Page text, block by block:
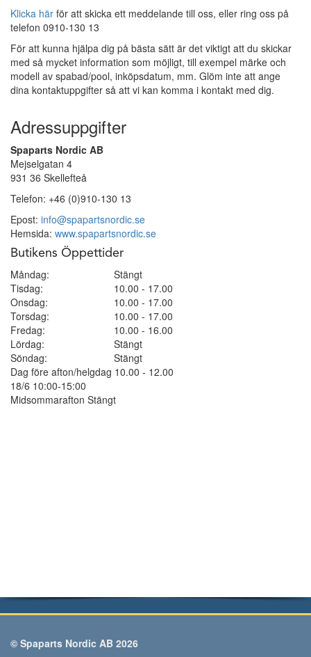
Klicka här för att skicka ett meddelande till oss, eller ring oss på
telefon 0910-130 13
För att kunna hjälpa dig på bästa sätt är det viktigt att du skickar
med så mycket information som möjligt, till exempel märke och
modell av spabad/pool, inköpsdatum, mm. Glöm inte att ange
dina kontaktuppgifter så att vi kan komma i kontakt med dig.
Adressuppgifter
Spaparts Nordic AB
Mejselgatan 4
931 36 Skellefteå
Telefon: +46 (0)910-130 13
Epost: info@spapartsnordic.se
Hemsida: www.spapartsnordic.se
Butikens Öppettider
Måndag:
Stängt
Tisdag:
10.00 - 17.00
Onsdag:
10.00 - 17.00
Torsdag:
10.00 - 17.00
Fredag:
10.00 - 16.00
Lördag:
Stängt
Söndag:
Stängt
Dag före afton/helgdag 10.00 - 12.00
18/6 10:00-15:00
Midsommarafton Stängt
© Spaparts Nordic AB 2026